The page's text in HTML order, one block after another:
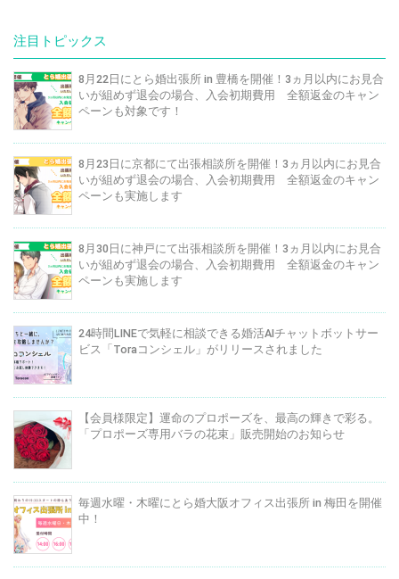
注目トピックス
8月22日にとら婚出張所 in 豊橋を開催！3ヵ月以内にお見合
いが組めず退会の場合、入会初期費用 全額返金のキャン
ペーンも対象です！
8月23日に京都にて出張相談所を開催！3ヵ月以内にお見合
いが組めず退会の場合、入会初期費用 全額返金のキャン
ペーンも実施します
8月30日に神戸にて出張相談所を開催！3ヵ月以内にお見合
いが組めず退会の場合、入会初期費用 全額返金のキャン
ペーンも実施します
24時間LINEで気軽に相談できる婚活AIチャットボットサー
ビス「Toraコンシェル」がリリースされました
【会員様限定】運命のプロポーズを、最高の輝きで彩る。
「プロポーズ専用バラの花束」販売開始のお知らせ
毎週水曜・木曜にとら婚大阪オフィス出張所 in 梅田を開催
中！